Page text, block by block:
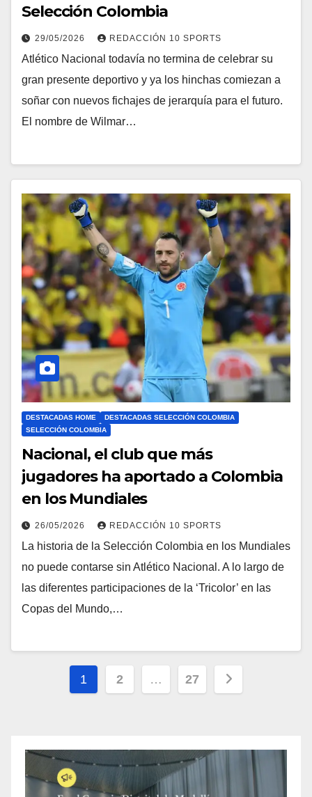
Selección Colombia
29/05/2026 REDACCIÓN 10 SPORTS
Atlético Nacional todavía no termina de celebrar su
gran presente deportivo y ya los hinchas comiezan a
soñar con nuevos fichajes de jerarquía para el futuro.
El nombre de Wilmar…
DESTACADAS HOME
DESTACADAS SELECCIÓN COLOMBIA
SELECCIÓN COLOMBIA
Nacional, el club que más
jugadores ha aportado a Colombia
en los Mundiales
26/05/2026 REDACCIÓN 10 SPORTS
La historia de la Selección Colombia en los Mundiales
no puede contarse sin Atlético Nacional. A lo largo de
las diferentes participaciones de la ‘Tricolor’ en las
Copas del Mundo,…
1 2 … 27